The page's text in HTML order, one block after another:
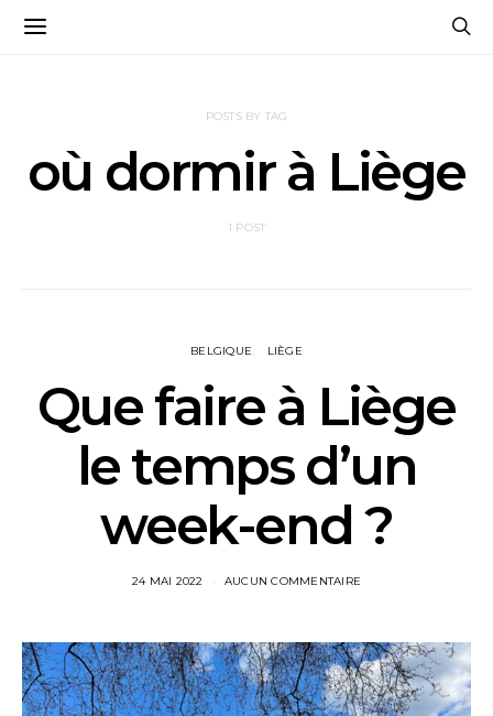
POSTS BY TAG
où dormir à Liège
1 POST
BELGIQUE LIÈGE
Que faire à Liège
le temps d’un
week-end ?
24 MAI 2022 AUCUN COMMENTAIRE